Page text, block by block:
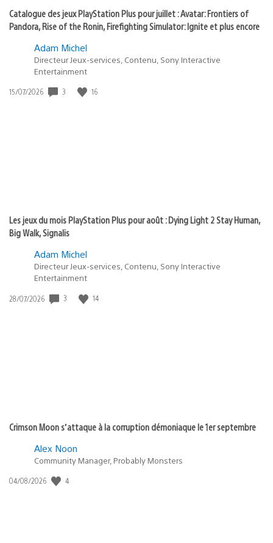
Catalogue des jeux PlayStation Plus pour juillet : Avatar: Frontiers of
Pandora, Rise of the Ronin, Firefighting Simulator: Ignite et plus encore
Adam Michel
Directeur Jeux-services, Contenu, Sony Interactive
Entertainment
Date
15/07/2026 3 16
Les jeux du mois PlayStation Plus pour août : Dying Light 2 Stay Human,
Big Walk, Signalis
Adam Michel
Directeur Jeux-services, Contenu, Sony Interactive
Entertainment
Date
28/07/2026 3 14
Crimson Moon s’attaque à la corruption démoniaque le 1er septembre
Alex Noon
Community Manager, Probably Monsters
Date
04/08/2026 4